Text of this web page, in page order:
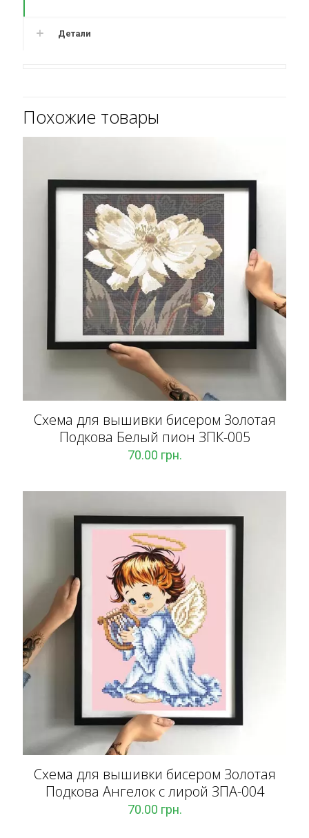
002
Детали
Похожие товары
Схема для вышивки бисером Золотая
Подкова Белый пион ЗПК-005
70.00 грн.
Схема для вышивки бисером Золотая
Подкова Ангелок с лирой ЗПА-004
70.00 грн.